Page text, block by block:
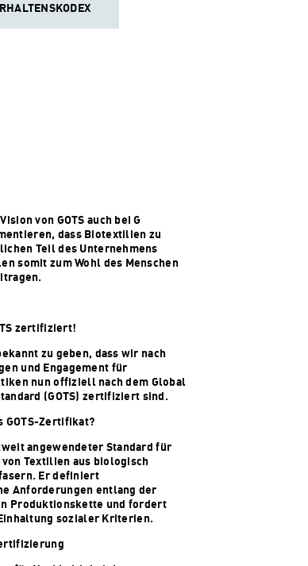
von GOTS auch bei G
dass Biotextilien zu
Teil des Unternehmens
somit zum Wohl des Menschen
zertifiziert!
zu geben, dass wir nach
und Engagement für
nun offiziell nach dem Global
(GOTS) zertifiziert sind.
GOTS-Zertifikat?
angewendeter Standard für
Textilien aus biologisch
Er definiert
Anforderungen entlang der
Produktionskette und fordert
sozialer Kriterien.